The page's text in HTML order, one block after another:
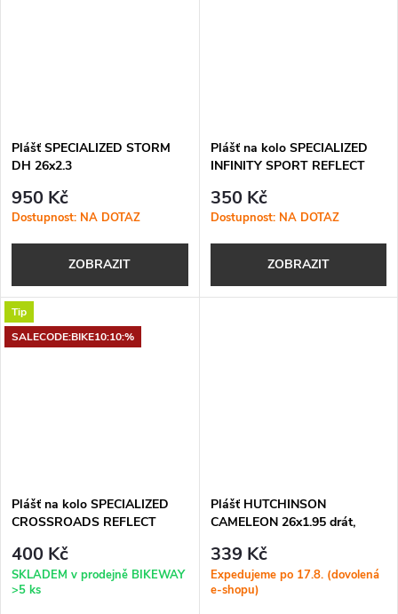
Plášť SPECIALIZED STORM
DH 26x2.3
950 Kč
Dostupnost: NA DOTAZ
ZOBRAZIT
Plášť na kolo SPECIALIZED
INFINITY SPORT REFLECT
350 Kč
Dostupnost: NA DOTAZ
ZOBRAZIT
Tip
SALECODE:BIKE10:10:%
Plášť na kolo SPECIALIZED
CROSSROADS REFLECT
400 Kč
SKLADEM v prodejně BIKEWAY
>5 ks
Plášť HUTCHINSON
CAMELEON 26x1.95 drát,
339 Kč
Expedujeme po 17.8. (dovolená
e-shopu)